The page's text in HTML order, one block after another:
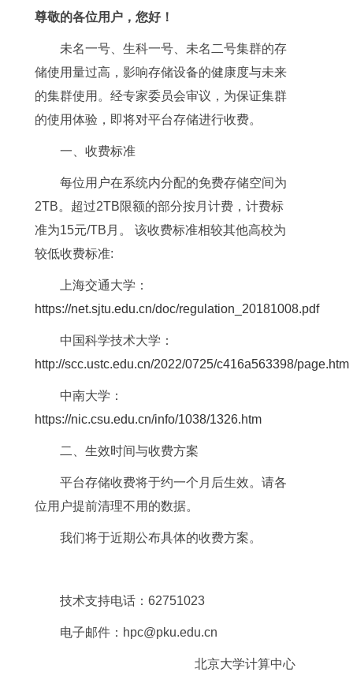
尊敬的各位用户，您好！
未名一号、生科一号、未名二号集群的存
储使用量过高，影响存储设备的健康度与未来
的集群使用。经专家委员会审议，为保证集群
的使用体验，即将对平台存储进行收费。
一、收费标准
每位用户在系统内分配的免费存储空间为
2TB。超过2TB限额的部分按月计费，计费标
准为15元/TB月。 该收费标准相较其他高校为
较低收费标准:
上海交通大学：
https://net.sjtu.edu.cn/doc/regulation_20181008.pdf
中国科学技术大学：
http://scc.ustc.edu.cn/2022/0725/c416a563398/page.htm
中南大学：
https://nic.csu.edu.cn/info/1038/1326.htm
二、生效时间与收费方案
平台存储收费将于约一个月后生效。请各
位用户提前清理不用的数据。
我们将于近期公布具体的收费方案。
技术支持电话：62751023
电子邮件：hpc@pku.edu.cn
北京大学计算中心